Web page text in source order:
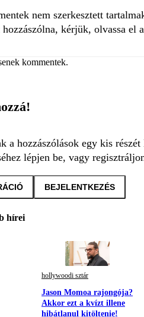
nem szerkesztett
kérjük, olvassa el a
kommentek.
a hozzászólások egy kis
lépjen be, vagy
BEJELENTKEZÉS
hírei
hollywoodi sztár
Jason Momoa rajongója?
Akkor ezt a kvízt illene
hibátlanul kitöltenie!